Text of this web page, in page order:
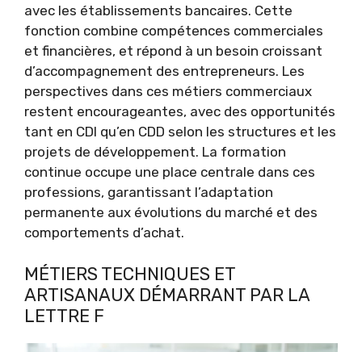
avec les établissements bancaires. Cette
fonction combine compétences commerciales
et financières, et répond à un besoin croissant
d’accompagnement des entrepreneurs. Les
perspectives dans ces métiers commerciaux
restent encourageantes, avec des opportunités
tant en CDI qu’en CDD selon les structures et les
projets de développement. La formation
continue occupe une place centrale dans ces
professions, garantissant l’adaptation
permanente aux évolutions du marché et des
comportements d’achat.
MÉTIERS TECHNIQUES ET
ARTISANAUX DÉMARRANT PAR LA
LETTRE F